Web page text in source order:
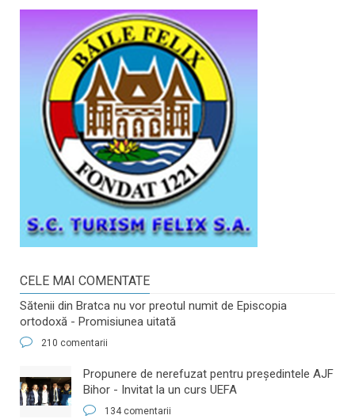
CELE MAI COMENTATE
Sătenii din Bratca nu vor preotul numit de Episcopia
ortodoxă - Promisiunea uitată
210 comentarii
​Propunere de nerefuzat pentru preşedintele AJF
Bihor - Invitat la un curs UEFA
134 comentarii